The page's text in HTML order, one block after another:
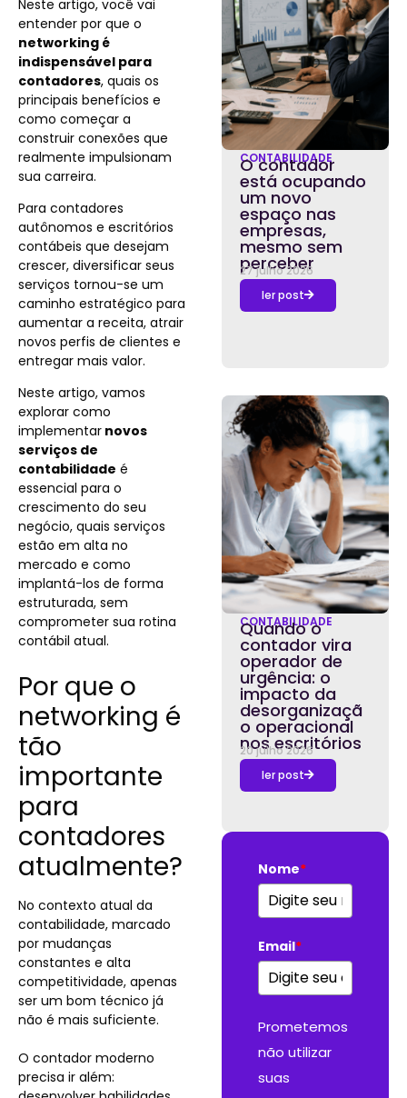
Neste artigo, você vai
entender por que o
networking é
indispensável para
contadores, quais os
principais benefícios e
como começar a
construir conexões que
realmente impulsionam
sua carreira.
Para contadores
autônomos e escritórios
contábeis que desejam
crescer, diversificar seus
serviços tornou-se um
caminho estratégico para
aumentar a receita, atrair
novos perfis de clientes e
entregar mais valor.
Neste artigo, vamos
explorar como
implementar novos
serviços de
contabilidade é
essencial para o
crescimento do seu
negócio, quais serviços
estão em alta no
mercado e como
implantá-los de forma
estruturada, sem
comprometer sua rotina
contábil atual.
Por que o
networking é
tão
importante
para
contadores
atualmente?
No contexto atual da
contabilidade, marcado
por mudanças
constantes e alta
competitividade, apenas
ser um bom técnico já
não é mais suficiente.
O contador moderno
precisa ir além:
CONTABILIDADE
O contador
está ocupando
um novo
espaço nas
empresas,
mesmo sem
perceber
27 julho 2026
ler post
CONTABILIDADE
Quando o
contador vira
operador de
urgência: o
impacto da
desorganizaçã
o operacional
nos escritórios
20 julho 2026
ler post
Nome*
Email*
Prometemos
não utilizar
suas